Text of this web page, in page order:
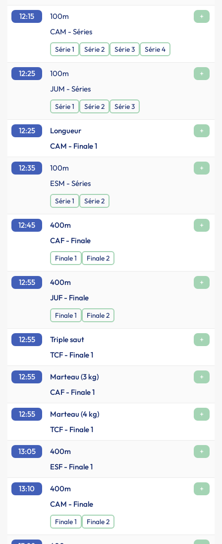
12:15 100m
+
CAM - Séries
Série 1 Série 2 Série 3 Série 4
12:25 100m
+
JUM - Séries
Série 1 Série 2 Série 3
12:25 Longueur
+
CAM - Finale 1
12:35 100m
+
ESM - Séries
Série 1 Série 2
12:45 400m
+
CAF - Finale
Finale 1 Finale 2
12:55 400m
+
JUF - Finale
Finale 1 Finale 2
12:55 Triple saut
+
TCF - Finale 1
12:55 Marteau (3 kg)
+
CAF - Finale 1
12:55 Marteau (4 kg)
+
TCF - Finale 1
13:05 400m
+
ESF - Finale 1
13:10 400m
+
CAM - Finale
Finale 1 Finale 2